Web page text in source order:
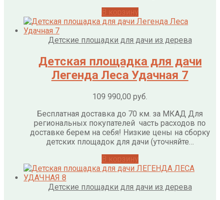
Детские площадки для дачи из дерева
Детская площадка для дачи
Легенда Леса Удачная 7
109 990,00 руб.
Бесплатная доставка до 70 км. за МКАД Для
региональных покупателей часть расходов по
доставке берем на себя! Низкие цены на сборку
детских площадок для дачи (уточняйте…
Детские площадки для дачи из дерева